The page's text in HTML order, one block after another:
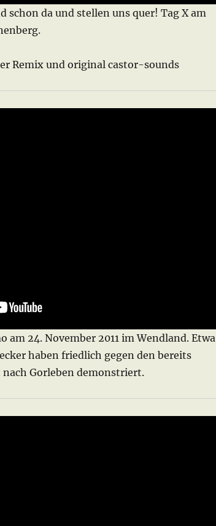
schon da und stellen uns quer! Tag X am
Remix und original castor-sounds
am 24. November 2011 im Wendland. Etwa
haben friedlich gegen den bereits
Gorleben demonstriert.